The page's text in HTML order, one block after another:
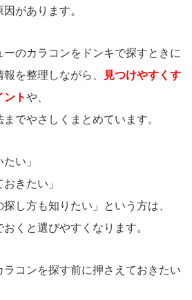
があります。
ーのカラコンをドンキで探すときに
を整理しながら、
見つけやすくす
ントや、
でやさしくまとめています。
い」
きたい」
探し方も知りたい」という方は、
くと選びやすくなります。
ラコンを探す前に押さえておきたい